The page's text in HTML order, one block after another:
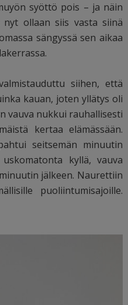
syöttö pois – ja näin
ollaan siis vasta siinä
sängyssä sen aikaa
siihen, että
kauan, joten yllätys oli
vauva nukkui rauhallisesti
kertaa elämässään.
seitsemän minuutin
kyllä, vauva
jälkeen. Naurettiin
puoliintumisajoille.